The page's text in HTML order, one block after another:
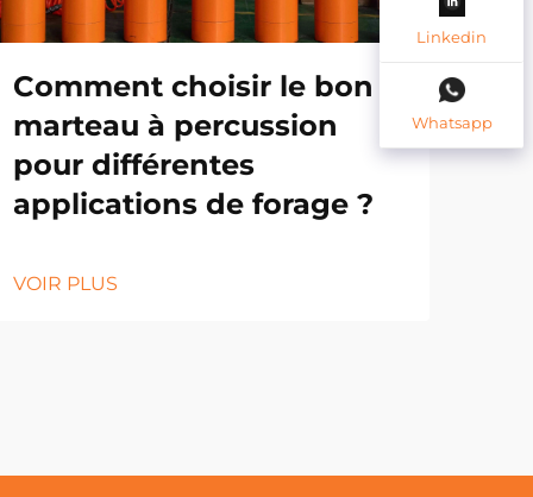
Comment choisir le bon
marteau à percussion
pour différentes
applications de forage ?
VOIR PLUS
Linkedin
Whatsapp